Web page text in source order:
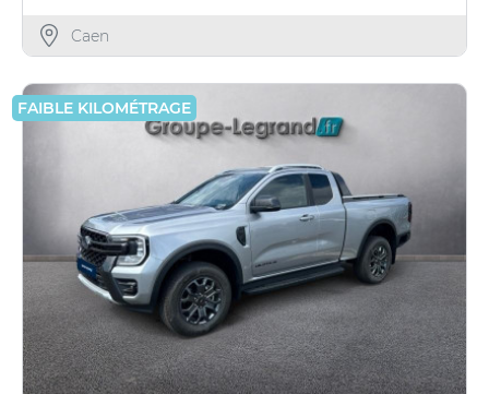
Caen
FAIBLE KILOMÉTRAGE